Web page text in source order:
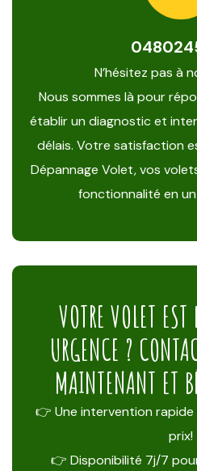
N’hésitez pas à
Nous sommes là pour
établir un diagnostic et
délais. Votre satisfaction
Dépannage Volet, vos
fonctionnalité en
VOTRE VOLET
URGENCE ?
MAINTENANT ET
👉 Une intervention
prix!
👉 Disponibilité 7j/7